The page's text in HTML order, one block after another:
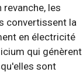
revanche, les
convertissent la
en électricité
qui génèrent
sont